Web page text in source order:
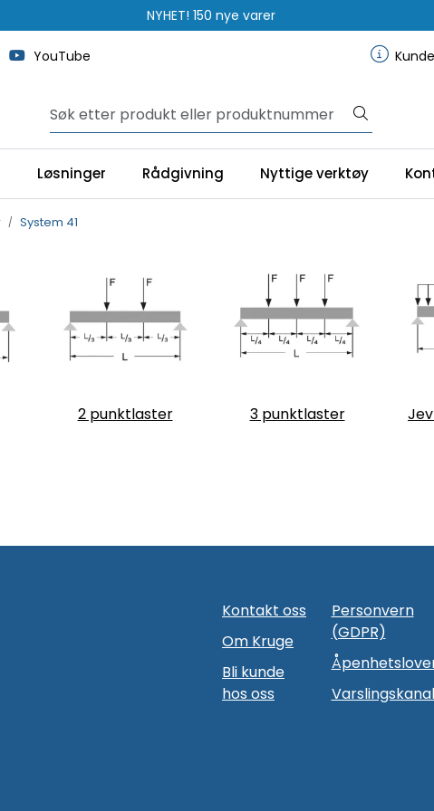
NYHET! 150 nye varer
YouTube
Løsninger Rådgivning Nyttige verktøy
System 41
2 punktlaster 3 punktlaster
Kontakt oss
Om Kruge
Bli kunde
hos oss
Personvern
(GDPR)
Varslingskanal